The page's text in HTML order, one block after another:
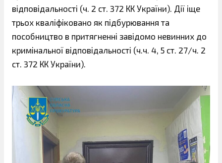
відповідальності (ч. 2 ст. 372 КК України). Дії іще
трьох кваліфіковано як підбурювання та
пособництво в притягненні завідомо невинних до
кримінальної відповідальності (ч.ч. 4, 5 ст. 27/ч. 2
ст. 372 КК України).